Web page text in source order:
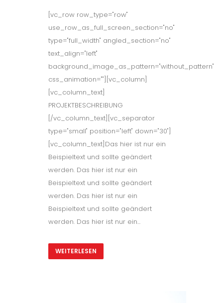
[vc_row row_type="row"
use_row_as_full_screen_section="no"
type="full_width" angled_section="no"
text_align="left"
background_image_as_pattern="without_pattern"
css_animation=""][vc_column]
[vc_column_text]
PROJEKTBESCHREIBUNG
[/vc_column_text][vc_separator
type="small" position="left" down="30"]
[vc_column_text]Das hier ist nur ein
Beispieltext und sollte geändert
werden. Das hier ist nur ein
Beispieltext und sollte geändert
werden. Das hier ist nur ein
Beispieltext und sollte geändert
werden. Das hier ist nur ein...
WEITERLESEN